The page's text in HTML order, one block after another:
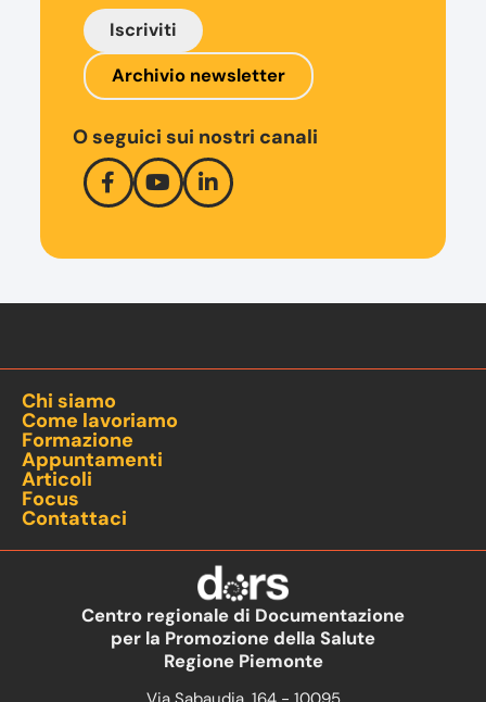
Iscriviti
Archivio newsletter
O seguici sui nostri canali
Chi siamo
Come lavoriamo
Formazione
Appuntamenti
Articoli
Focus
Contattaci
Centro regionale di Documentazione
per la Promozione della Salute
Regione Piemonte